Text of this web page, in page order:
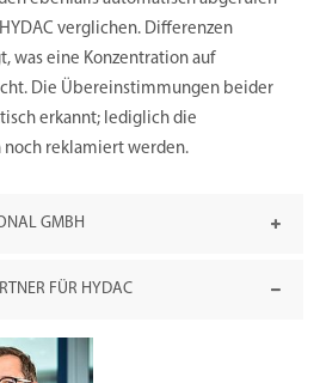
verglichen. Differenzen
was eine Konzentration auf
Die Übereinstimmungen beider
erkannt; lediglich die
reklamiert werden.
GMBH
FÜR HYDAC